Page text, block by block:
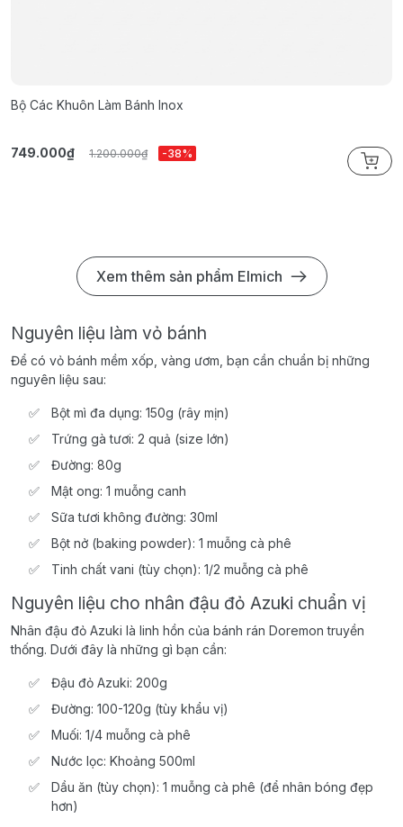
Bộ Các Khuôn Làm Bánh Inox
749.000₫ 1.200.000₫ -38%
Xem thêm sản phẩm Elmich
Nguyên liệu làm vỏ bánh
Để có vỏ bánh mềm xốp, vàng ươm, bạn cần chuẩn bị những
nguyên liệu sau:
Bột mì đa dụng: 150g (rây mịn)
Trứng gà tươi: 2 quả (size lớn)
Đường: 80g
Mật ong: 1 muỗng canh
Sữa tươi không đường: 30ml
Bột nở (baking powder): 1 muỗng cà phê
Tinh chất vani (tùy chọn): 1/2 muỗng cà phê
Nguyên liệu cho nhân đậu đỏ Azuki chuẩn vị
Nhân đậu đỏ Azuki là linh hồn của bánh rán Doremon truyền
thống. Dưới đây là những gì bạn cần:
Đậu đỏ Azuki: 200g
Đường: 100-120g (tùy khẩu vị)
Muối: 1/4 muỗng cà phê
Nước lọc: Khoảng 500ml
Dầu ăn (tùy chọn): 1 muỗng cà phê (để nhân bóng đẹp
hơn)